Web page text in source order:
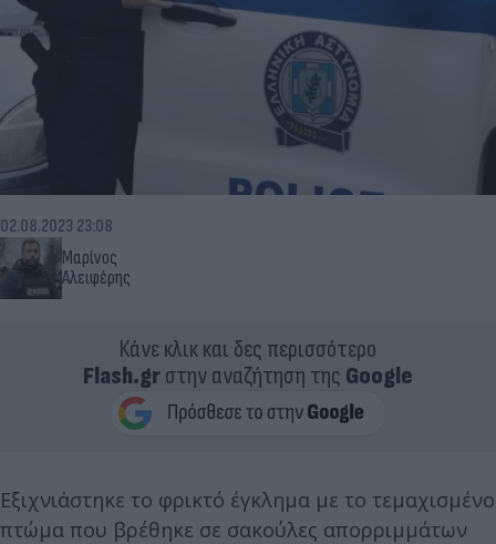
Μαρίνος
Αλειφέρης
02.08.2023 23:08
Κάνε κλικ και δες περισσότερο
Flash.grστην αναζήτηση της Google
Εξιχνιἀστηκε το φρικτό έγκλημα με το τεμαχισμένο
πτώμα που βρέθηκε σε σακούλες απορριμμάτων